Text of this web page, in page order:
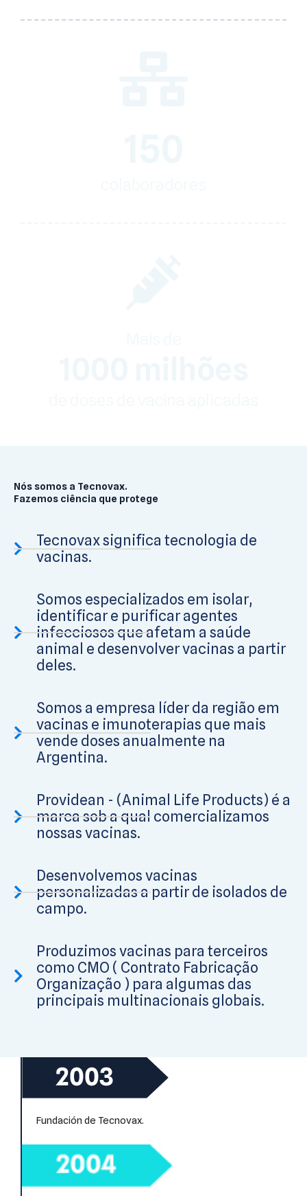
Nós somos a Tecnovax.
Fazemos ciência que protege
Tecnovax significa tecnologia de
vacinas.
Somos especializados em isolar,
identificar e purificar agentes
infecciosos que afetam a saúde
animal e desenvolver vacinas a partir
deles.
Somos a empresa líder da região em
vacinas e imunoterapias que mais
vende doses anualmente na
Argentina.
Providean - (Animal Life Products) é a
marca sob a qual comercializamos
nossas vacinas.
Desenvolvemos vacinas
personalizadas a partir de isolados de
campo.
Produzimos vacinas para terceiros
como CMO ( Contrato Fabricação
Organização ) para algumas das
principais multinacionais globais.
Fundación de Tecnovax.